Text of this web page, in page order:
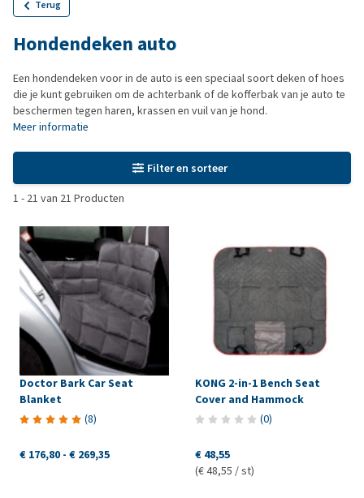
Terug
Hondendeken auto
Een hondendeken voor in de auto is een speciaal soort deken of hoes
die je kunt gebruiken om de achterbank of de kofferbak van je auto te
beschermen tegen haren, krassen en vuil van je hond.
Meer informatie
Filter en sorteer
1 - 21 van 21 Producten
Doctor Bark Car Seat
Blanket
(8)
€ 176,80 - € 269,35
KONG 2-in-1 Bench Seat
Cover and Hammock
(0)
€ 48,55
(€ 48,55 / st)